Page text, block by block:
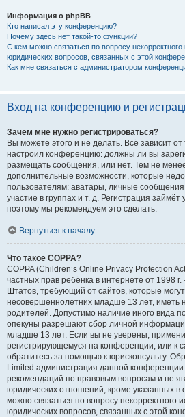
Информация о phpBB
Кто написал эту конференцию?
Почему здесь нет такой-то функции?
С кем можно связаться по вопросу некорректного
юридических вопросов, связанных с этой
Как мне связаться с администратором
Вход на конференцию и
Зачем мне нужно регистрироваться?
Вы можете этого и не делать. Всё зависит от
настроил конференцию: должны ли вы
размещать сообщения, или нет. Тем не
дополнительные возможности, которые
пользователям: аватары, личные
участие в группах и т. д. Регистрация займёт
поэтому мы рекомендуем это сделать.
Вернуться к началу
Что такое COPPA?
COPPA (Children’s Online Privacy Protection
частных прав ребёнка в интернете от 1998
Штатов, требующий от сайтов, которые
несовершеннолетних младше 13 лет, иметь
родителей. Допустимо наличие иного вида
опекуны разрешают сбор личной
младше 13 лет. Если вы не уверены,
регистрирующемуся на конференции, или к
обратитесь за помощью к юрисконсульту.
Limited администрация данной
рекомендаций по правовым вопросам и не
юридических отношений, кроме указанных в
можно связаться по вопросу некорректного
юридических вопросов, связанных с этой